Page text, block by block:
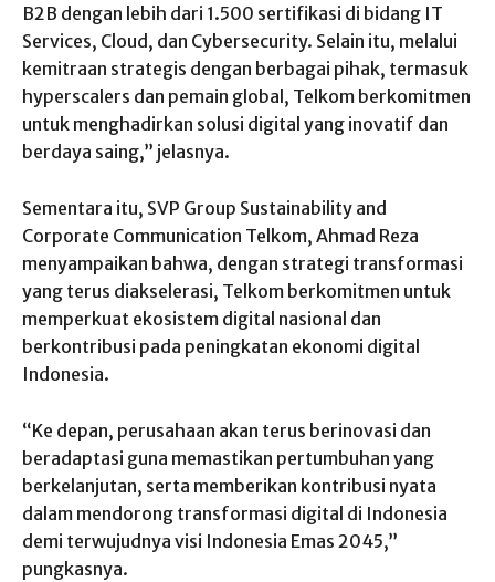
B2B dengan lebih dari 1.500 sertifikasi di bidang IT
Services, Cloud, dan Cybersecurity. Selain itu, melalui
kemitraan strategis dengan berbagai pihak, termasuk
hyperscalers dan pemain global, Telkom berkomitmen
untuk menghadirkan solusi digital yang inovatif dan
berdaya saing,” jelasnya.
Sementara itu, SVP Group Sustainability and
Corporate Communication Telkom, Ahmad Reza
menyampaikan bahwa, dengan strategi transformasi
yang terus diakselerasi, Telkom berkomitmen untuk
memperkuat ekosistem digital nasional dan
berkontribusi pada peningkatan ekonomi digital
Indonesia.
“Ke depan, perusahaan akan terus berinovasi dan
beradaptasi guna memastikan pertumbuhan yang
berkelanjutan, serta memberikan kontribusi nyata
dalam mendorong transformasi digital di Indonesia
demi terwujudnya visi Indonesia Emas 2045,”
pungkasnya.